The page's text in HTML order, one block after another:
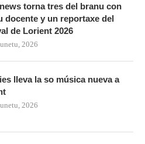
torna tres del branu con
docente y un reportaxe del
de Lorient 2026
2026
lleva la so música nueva a
2026